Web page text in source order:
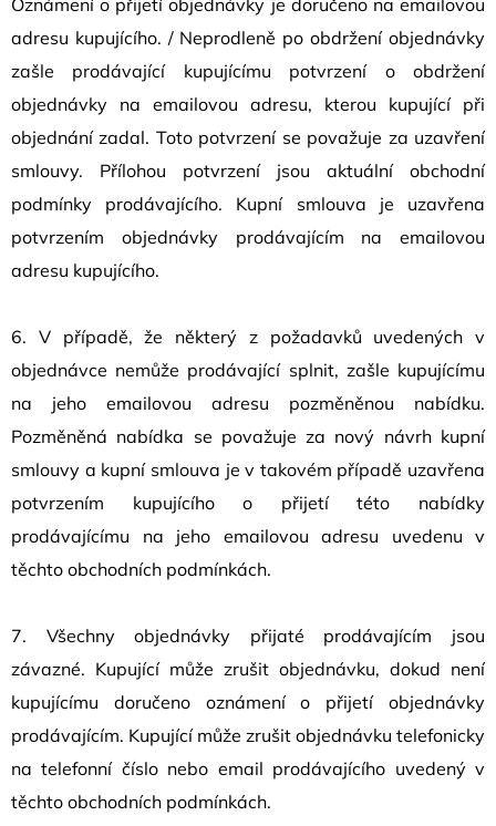
adresu kupujícího. / Neprodleně po obdržení objednávky
zašle prodávající kupujícímu potvrzení o obdržení
objednávky na emailovou adresu, kterou kupující při
objednání zadal. Toto potvrzení se považuje za uzavření
smlouvy. Přílohou potvrzení jsou aktuální obchodní
podmínky prodávajícího. Kupní smlouva je uzavřena
potvrzením objednávky prodávajícím na emailovou
adresu kupujícího.
6. V případě, že některý z požadavků uvedených v
objednávce nemůže prodávající splnit, zašle kupujícímu
na jeho emailovou adresu pozměněnou nabídku.
Pozměněná nabídka se považuje za nový návrh kupní
smlouvy a kupní smlouva je v takovém případě uzavřena
potvrzením kupujícího o přijetí této nabídky
prodávajícímu na jeho emailovou adresu uvedenu v
těchto obchodních podmínkách.
7. Všechny objednávky přijaté prodávajícím jsou
závazné. Kupující může zrušit objednávku, dokud není
kupujícímu doručeno oznámení o přijetí objednávky
prodávajícím. Kupující může zrušit objednávku telefonicky
na telefonní číslo nebo email prodávajícího uvedený v
těchto obchodních podmínkách.